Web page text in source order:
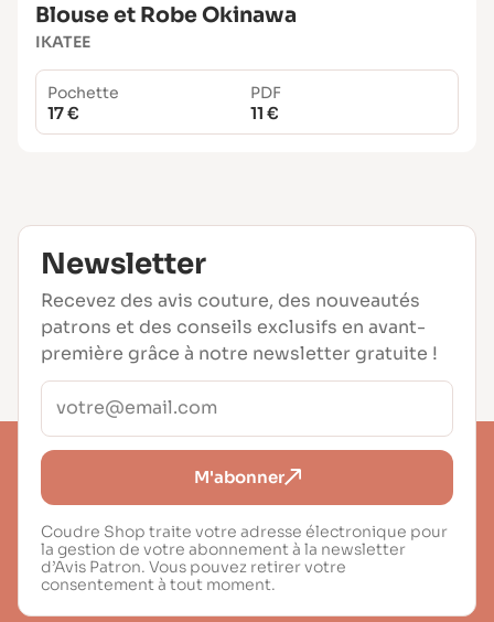
Blouse et Robe Okinawa
IKATEE
Pochette
17 €
PDF
11 €
Newsletter
Recevez des avis couture, des nouveautés
patrons et des conseils exclusifs en avant-
première grâce à notre newsletter gratuite !
M'abonner
Coudre Shop traite votre adresse électronique pour
la gestion de votre abonnement à la newsletter
d’Avis Patron. Vous pouvez retirer votre
consentement à tout moment.